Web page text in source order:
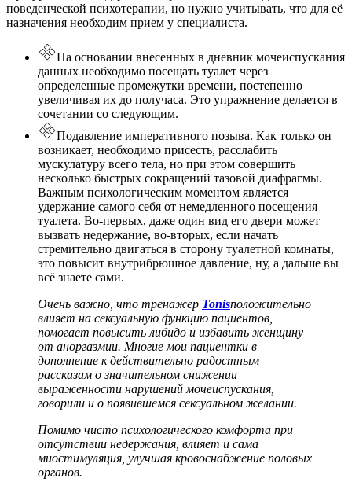
поведенческой психотерапии, но нужно учитывать, что для её
назначения необходим прием у специалиста.
На основании внесенных в дневник мочеиспускания
данных необходимо посещать туалет через
определенные промежутки времени, постепенно
увеличивая их до получаса. Это упражнение делается в
сочетании со следующим.
Подавление императивного позыва. Как только он
возникает, необходимо присесть, расслабить
мускулатуру всего тела, но при этом совершить
несколько быстрых сокращений тазовой диафрагмы.
Важным психологическим моментом является
удержание самого себя от немедленного посещения
туалета. Во-первых, даже один вид его двери может
вызвать недержание, во-вторых, если начать
стремительно двигаться в сторону туалетной комнаты,
это повысит внутрибрюшное давление, ну, а дальше вы
всё знаете сами.
Очень важно, что тренажер Tonisположительно
влияет на сексуальную функцию пациентов,
помогает повысить либидо и избавить женщину
от аноргазмии. Многие мои пациентки в
дополнение к действительно радостным
рассказам о значительном снижении
выраженности нарушений мочеиспускания,
говорили и о появившемся сексуальном желании.
Помимо чисто психологического комфорта при
отсутствии недержания, влияет и сама
миостимуляция, улучшая кровоснабжение половых
органов.